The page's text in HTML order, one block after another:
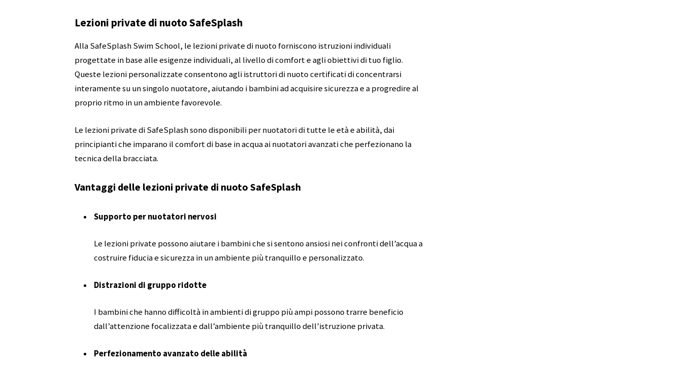
Lezioni private di nuoto SafeSplash
Alla SafeSplash Swim School, le lezioni private di nuoto forniscono istruzioni individuali
progettate in base alle esigenze individuali, al livello di comfort e agli obiettivi di tuo figlio.
Queste lezioni personalizzate consentono agli istruttori di nuoto certificati di concentrarsi
interamente su un singolo nuotatore, aiutando i bambini ad acquisire sicurezza e a progredire al
proprio ritmo in un ambiente favorevole.
Le lezioni private di SafeSplash sono disponibili per nuotatori di tutte le età e abilità, dai
principianti che imparano il comfort di base in acqua ai nuotatori avanzati che perfezionano la
tecnica della bracciata.
Vantaggi delle lezioni private di nuoto SafeSplash
Supporto per nuotatori nervosi
Le lezioni private possono aiutare i bambini che si sentono ansiosi nei confronti dell’acqua a
costruire fiducia e sicurezza in un ambiente più tranquillo e personalizzato.
Distrazioni di gruppo ridotte
I bambini che hanno difficoltà in ambienti di gruppo più ampi possono trarre beneficio
dall’attenzione focalizzata e dall’ambiente più tranquillo dell’istruzione privata.
Perfezionamento avanzato delle abilità